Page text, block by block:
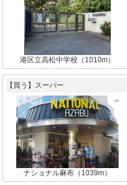
港区立高松中学校（1010m）
【買う】スーパー
ナショナル麻布（1039m）